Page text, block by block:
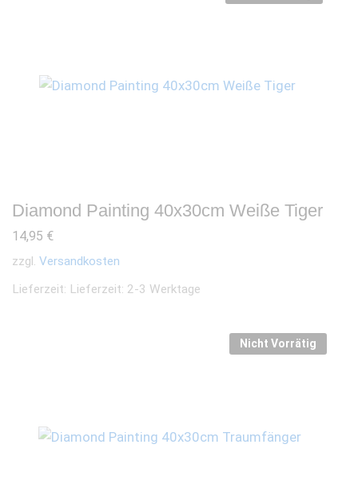
Diamond Painting 40x30cm Weiße Tiger
14,95 €
zzgl. Versandkosten
Lieferzeit: Lieferzeit: 2-3 Werktage
Nicht Vorrätig